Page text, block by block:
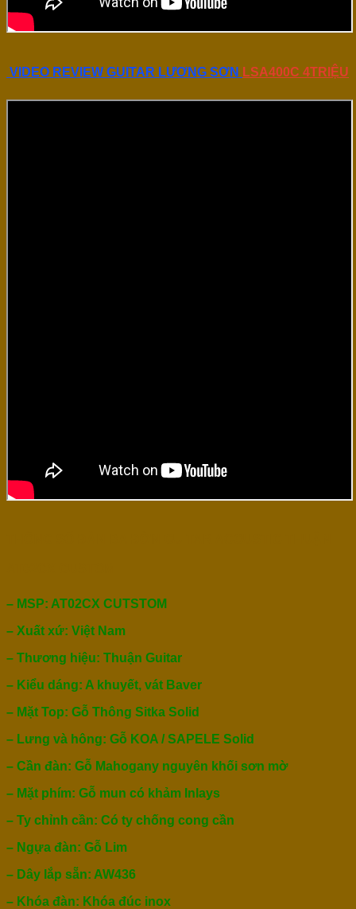
VIDEO REVIEW GUITAR LƯƠNG SƠN LSA400C 4TRIỆU
– MSP: AT02CX CUTSTOM
– Xuất xứ: Việt Nam
– Thương hiệu: Thuận Guitar
– Kiểu dáng: A khuyết, vát Baver
– Mặt Top: Gỗ Thông Sitka Solid
– Lưng và hông: Gỗ KOA / SAPELE Solid
– Cần đàn: Gỗ Mahogany nguyên khối sơn mờ
– Mặt phím: Gỗ mun có khảm Inlays
– Ty chỉnh cần: Có ty chống cong cần
– Ngựa đàn: Gỗ Lim
– Dây lắp sẵn: AW436
– Khóa đàn: Khóa đúc inox